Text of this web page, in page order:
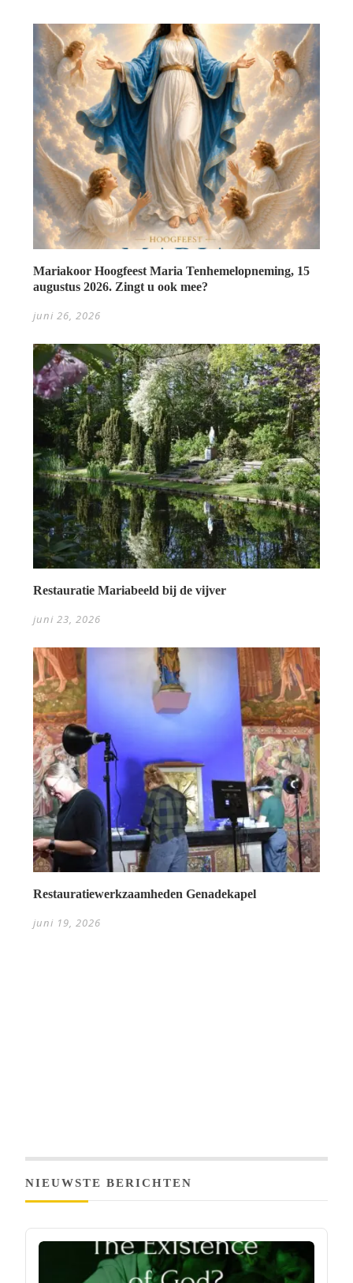
Mariakoor Hoogfeest Maria Tenhemelopneming, 15
augustus 2026. Zingt u ook mee?
juni 26, 2026
Restauratie Mariabeeld bij de vijver
juni 23, 2026
Restauratiewerkzaamheden Genadekapel
juni 19, 2026
NIEUWSTE BERICHTEN